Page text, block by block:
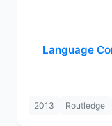
Language
2013 Routledge